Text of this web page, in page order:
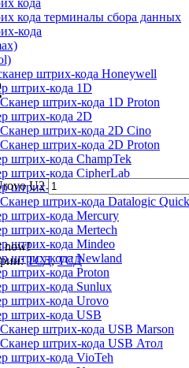
кода
кода терминалы сбора данных
кода
штрих-кода Honeywell
штрих-кода 1D
Сканер штрих-кода 1D Proton
штрих-кода 2D
Сканер штрих-кода 2D Cino
Сканер штрих-кода 2D Proton
штрих-кода ChampTek
штрих-кода CipherLab
штрих-кода Datalogic
Сканер штрих-кода Datalogic
штрих-кода Mercury
штрих-кода Mertech
штрих-кода Mindeo
штрих-кода Newland
штрих-кода Proton
штрих-кода Sunlux
штрих-кода Urovo
штрих-кода USB
Сканер штрих-кода USB Marson
Сканер штрих-кода USB Атол
штрих-кода VioTeh
U2
now!
ТСД, ТСД